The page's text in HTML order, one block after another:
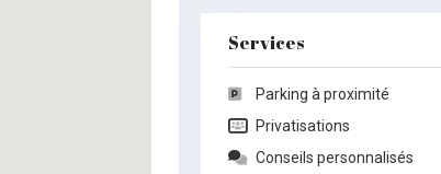
Services
Parking à proximité
Privatisations
Conseils personnalisés